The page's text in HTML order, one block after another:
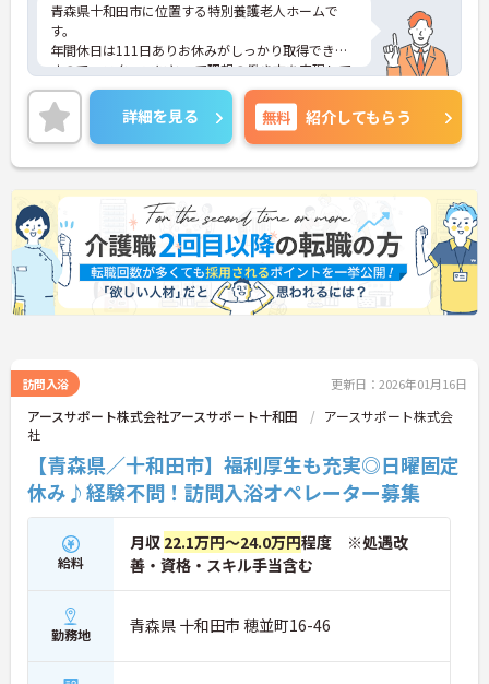
青森県十和田市に位置する特別養護老人ホームで
す。
年間休日は111日ありお休みがしっかり取得できま
すので、スタッフにとって理想の働き方を実現して
います。
昇給や賞与制度があり頑張りが評価されてしっかり
と職員に還元されます。
ご興味のある方には、面接対策ポイントなど、さら
に詳細をお話しいたしますのでお気軽にご相談くだ
さい！
詳細を見る 無料 紹介してもらう
訪問入浴 更新日：2026年01月16日
アースサポート株式会社アースサポート十和田
アースサポート株式会
社
【青森県／十和田市】福利厚生も充実◎日曜固定
休み♪経験不問！訪問入浴オペレーター募集
給料
月収 22.1万円～24.0万円程度 ※処遇改
善・資格・スキル手当含む
勤務地 青森県 十和田市 穂並町16-46